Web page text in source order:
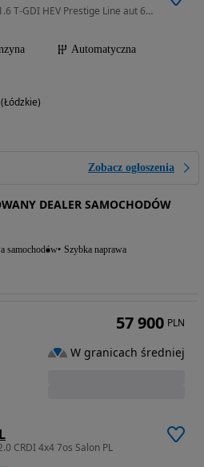
1598 cm3 • 160 KM • Sorento 1.6 T-GDI HEV Prestige Line aut 6os.
Automatyczna
Zobacz ogłoszenia
DEALER SAMOCHODÓW
samochodów Szybka naprawa
CRDI 4x4 7os Salon PL
57 900 PLN
W granicach średniej